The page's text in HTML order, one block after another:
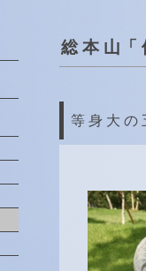
総 本 山「
等 身 大 の